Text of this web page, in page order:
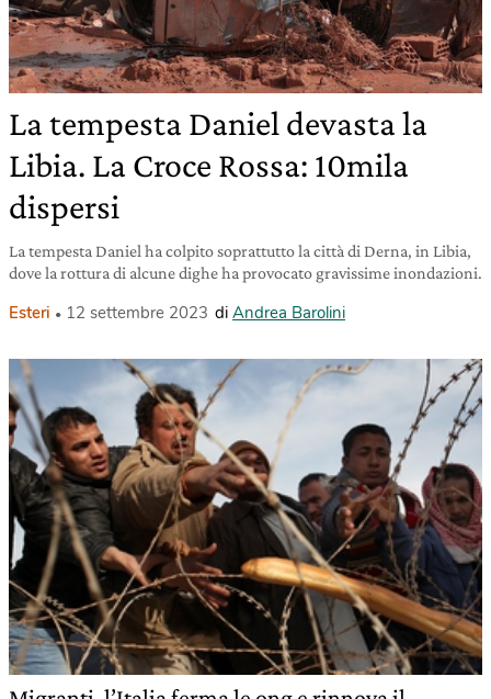
La tempesta Daniel devasta la
Libia. La Croce Rossa: 10mila
dispersi
La tempesta Daniel ha colpito soprattutto la città di Derna, in Libia,
dove la rottura di alcune dighe ha provocato gravissime inondazioni.
Esteri 12 settembre 2023 di Andrea Barolini